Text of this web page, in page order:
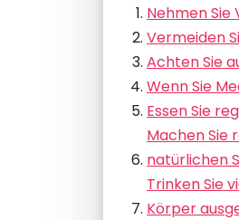
Nehmen
Vermeiden
Achten Sie
Wenn Sie
Essen Sie
Machen Sie
natürlichen
Trinken Sie
Körper